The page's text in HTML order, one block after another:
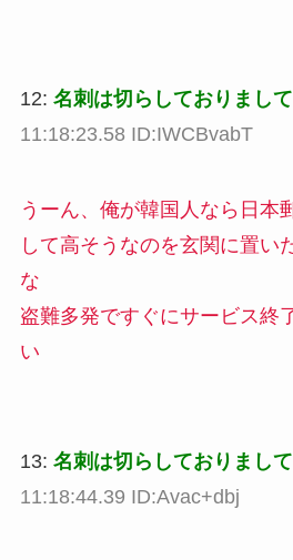
12: 名刺は切らしておりまして
11:18:23.58 ID:IWCBvabT
うーん、俺が韓国人なら日本
して高そうなのを玄関に置い
な
盗難多発ですぐにサービス終
い
13: 名刺は切らしておりまして
11:18:44.39 ID:Avac+dbj